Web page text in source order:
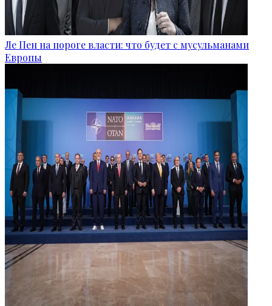
Ле Пен на пороге власти: что будет с мусульманами
Европы